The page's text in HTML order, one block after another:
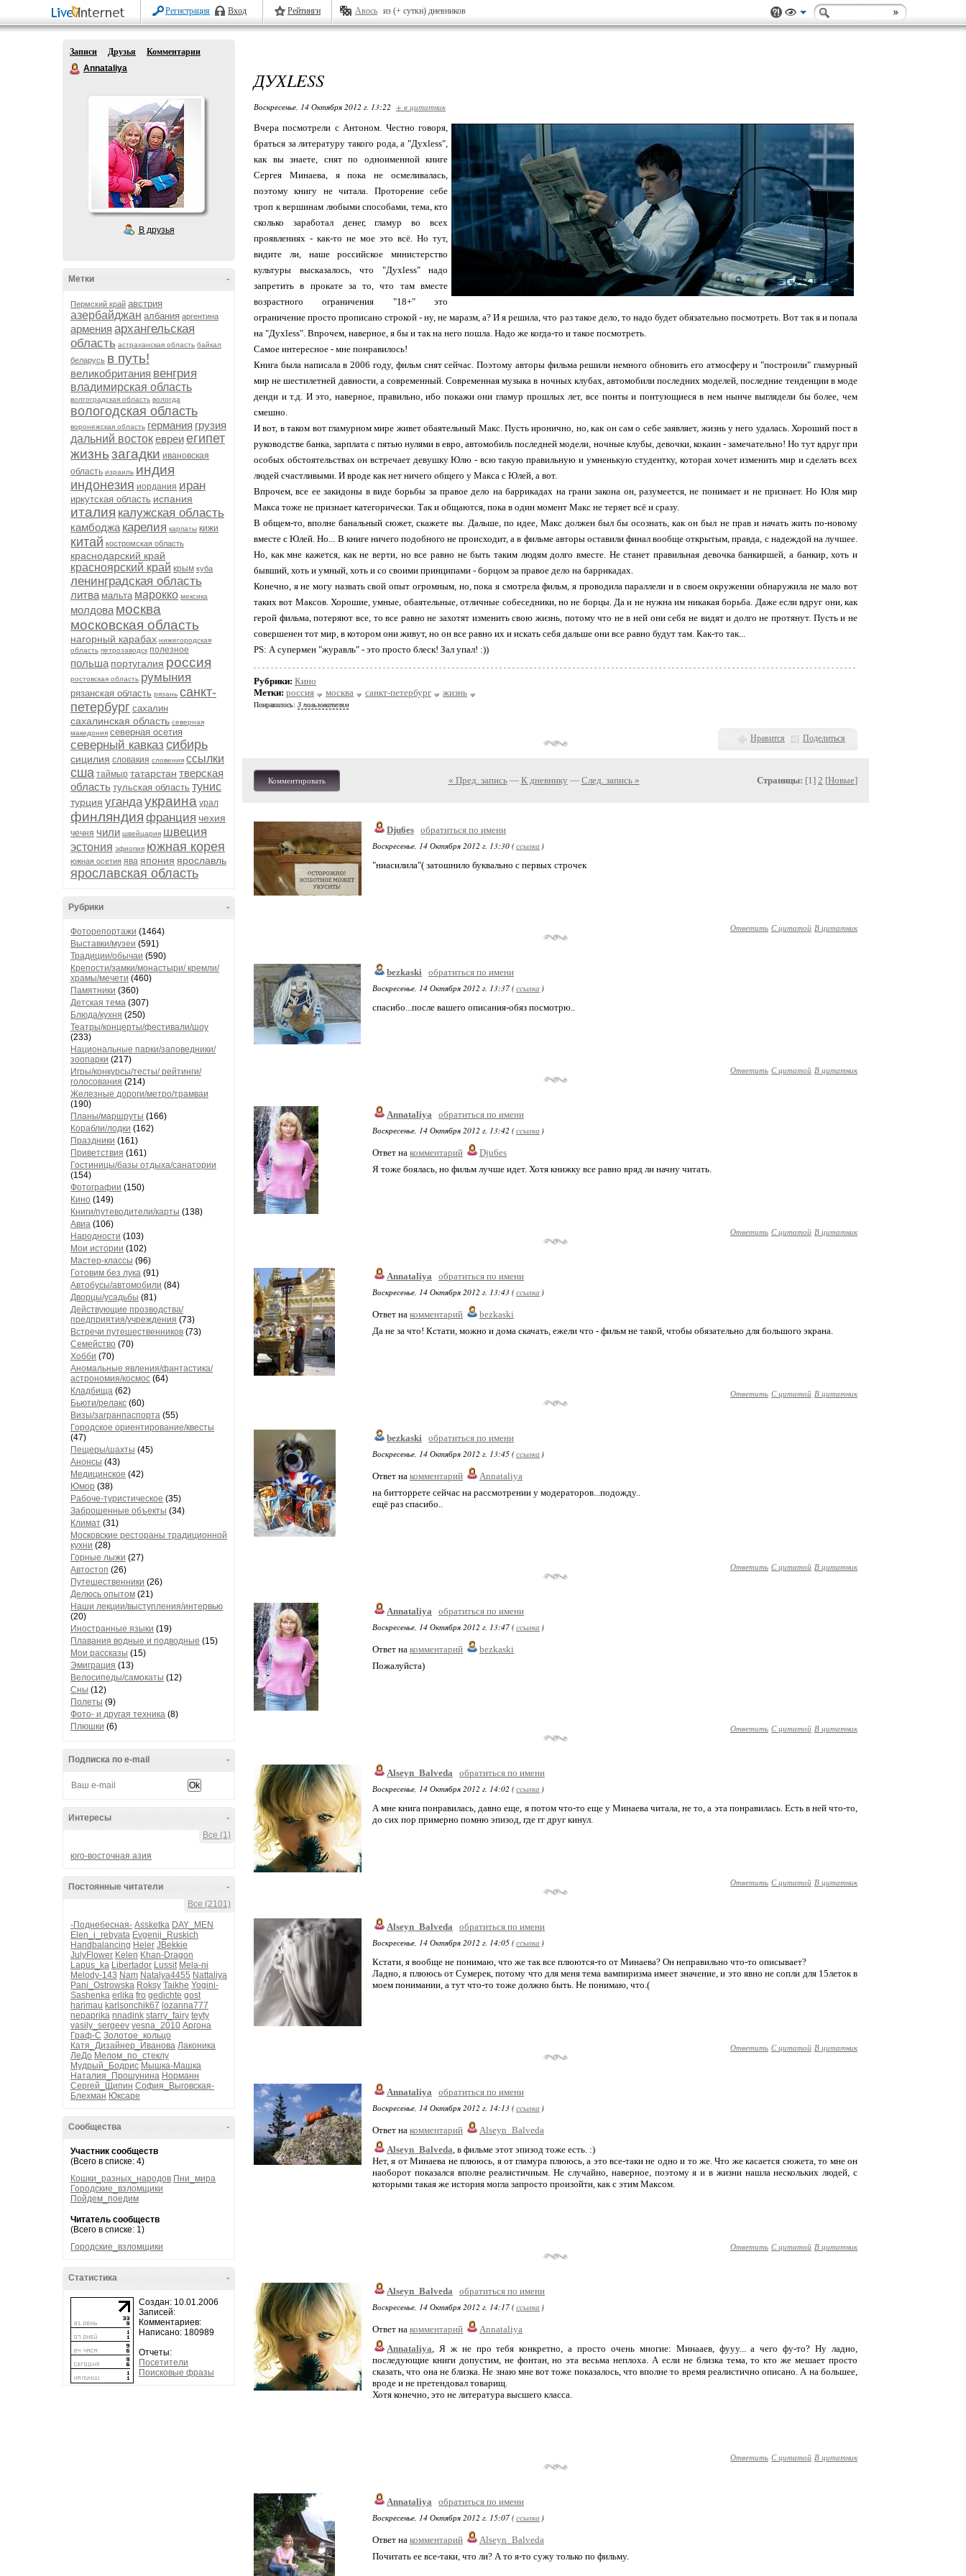
Регистрация Вход Рейтинги Авось из (+ сутки) дневников
Записи Друзья
Комментарии
Annataliya
В друзья
-
Метки
Пермский край австрия
азербайджан албания аргентина
армения архангельская
область астраханская область байкал
беларусь в путь!
великобритания венгрия
владимирская область
волгоградская область вологда
вологодская область
воронежская область германия грузия
дальний востокевреиегипет
жизньзагадки ивановская
область израиль индия
индонезия иордания иран
иркутская область испания
италия калужская область
камбоджа карелия карпаты кижи
китай костромская область
краснодарский край
красноярский край крым куба
ленинградская область
литва мальта марокко мексика
молдова москва
московская область
нагорный карабах нижегородская
область петрозаводск полезное
польша португалия россия
ростовская область румыния
рязанская область рязань санкт-
петербург сахалин
сахалинская область северная
македония северная осетия
северный кавказ сибирь
сицилия словакия словения ссылки
сша таймыр татарстан тверская
область тульская область тунис
турция угандаукраина урал
финляндия франция чехия
чечня чили швейцария швеция
эстония эфиопия южная корея
южная осетия ява япония ярославль
ярославская область
-
Рубрики
Фоторепортажи (1464)
Выставки/музеи (591)
Традиции/обычаи (590)
Крепости/замки/монастыри/ кремли/
храмы/мечети (460)
Памятники (360)
Детская тема (307)
Блюда/кухня (250)
Театры/концерты/фестивали/шоу
(233)
Национальные парки/заповедники/
зоопарки (217)
Игры/конкурсы/тесты/ рейтинги/
голосования (214)
Железные дороги/метро/трамваи
(190)
Планы/маршруты (166)
Корабли/лодки (162)
Праздники (161)
Приветствия (161)
Гостиницы/базы отдыха/санатории
(154)
Фотографии (150)
Кино (149)
Книги/путеводители/карты (138)
Авиа (106)
Народности (103)
Мои истории (102)
Мастер-классы (96)
Готовим без лука (91)
Автобусы/автомобили (84)
Дворцы/усадьбы (81)
Действующие прозводства/
предприятия/учреждения (73)
Встречи путешественников (73)
Семейство (70)
Хобби (70)
Аномальные явления/фантастика/
астрономия/космос (64)
Кладбища (62)
Бьюти/релакс (60)
Визы/загранпаспорта (55)
Городское ориентирование/квесты
(47)
Пещеры/шахты (45)
Анонсы (43)
Медицинское (42)
Юмор (38)
Рабоче-туристическое (35)
Заброшенные объекты (34)
Климат (31)
Московские рестораны традиционной
кухни (28)
Горные лыжи (27)
Автостоп (26)
Путешественники (26)
Делюсь опытом (21)
Наши лекции/выступления/интервью
(20)
Иностранные языки (19)
Плавания водные и подводные (15)
Мои рассказы (15)
Эмиграция (13)
Велосипеды/самокаты (12)
Сны (12)
Полеты (9)
Фото- и другая техника (8)
Плюшки (6)
-
Подписка по e-mail
-
Интересы
Все (1)
юго-восточная азия
-
Постоянные читатели
Все (2101)
-Поднебесная- Assketka DAY_MEN
Elen_i_rebyata Evgenij_Ruskich
Handbalancing Heler JBekkie
JulyFlower Kelen Khan-Dragon
Lapus_ka Libertador Lussit Mela-ni
Melody-143 Nam Natalya4455 Nattaliya
Pani_Ostrowska Roksy Taikhe Yogini-
Sashenka erlika fro gedichte gost
harimau karlsonchik67 lozanna777
nepaprika nnadink starry_fairy teyty
vasily_sergeev vesna_2010 Аргона
Граф-С Золотое_кольцо
Катя_Дизайнер_Иванова Лаконика
ЛеДо Мелом_по_стеклу
Мудрый_Бодрис Мышка-Машка
Наталия_Прошунина Норманн
Сергей_Щипин София_Выговская-
Блехман Юксаре
-
Сообщества
Участник сообществ
(Всего в списке: 4)
Кошки_разных_народов Пни_мира
Городские_взломщики
Пойдем_поедим
Читатель сообществ
(Всего в списке: 1)
Городские_взломщики
-
Статистика
Создан: 10.01.2006
Записей:
Комментариев:
Написано: 180989
Отчеты:
Посетители
Поисковые фразы
ДУХLESS
Воскресенье, 14 Октября 2012 г. 13:22 + в цитатник
Вчера посмотрели с Антоном. Честно говоря,
браться за литературу такого рода, а "Духless",
как вы знаете, снят по одноименной книге
Сергея Минаева, я пока не осмеливалась,
поэтому книгу не читала. Проторение себе
троп к вершинам любыми способами, тема, кто
сколько заработал денег, гламур во всех
проявлениях - как-то не мое это всё. Но тут,
видите ли, наше российское министерство
культуры высказалось, что "Духless" надо
запретить в прокате за то, что там вместе
возрастного ограничения "18+" это
ограничение просто прописано строкой - ну, не маразм, а? И я решила, что раз такое дело, то надо будет обязательно посмотреть. Вот так я и попала
на "Духless". Впрочем, наверное, я бы и так на него пошла. Надо же когда-то и такое посмотреть.
Самое интересное - мне понравилось!
Книга была написала в 2006 году, фильм снят сейчас. Поэтому авторы фильма решили немного обновить его атмосферу и "построили" гламурный
мир не шестилетней давности, а современный. Современная музыка в ночных клубах, автомобили последних моделей, последние тенденции в моде
денди и т.д. И это, наверное, правильно, ибо покажи они гламур прошлых лет, все понты и понтующиеся в нем нынче выглядели бы более, чем
смешно.
И вот, в таком вот гламурном мире живет обаятельный Макс. Пусть иронично, но, как он сам о себе заявляет, жизнь у него удалась. Хороший пост в
руководстве банка, зарплата с пятью нулями в евро, автомобиль последней модели, ночные клубы, девочки, кокаин - замечательно! Но тут вдруг при
особых обстоятельствах он встречает девушку Юлю - всю такую правильную и умненькую студентку, которая хочет изменить мир и сделать всех
людей счастливыми. И вроде как нет ничего общего у Макса с Юлей, а вот.
Впрочем, все ее закидоны в виде борьбы за правое дело на баррикадах на грани закона он, разумеется, не понимает и не признает. Но Юля мир
Макса тоже не признает категорически. Так и общаются, пока в один момент Макс не теряет всё и сразу.
В общем-то, вполне банальный сюжет, скажете вы. Дальше, по идее, Макс должен был бы осознать, как он был не прав и начать жить по-новому
вместе с Юлей. Но... В книге ничего подобного не происходит, а в фильме авторы оставили финал вообще открытым, правда, с надеждой на лучшее.
Но, как мне кажется, как не верти, но все равно не быть таким людям долго вместе. Не станет правильная девочка банкиршей, а банкир, хоть и
бывший, хоть и умный, хоть и со своими принципами - борцом за правое дело на баррикадах.
Конечно, я не могу назвать свой опыт огромным, но, пока я смотрела фильм, я проводила параллели и в своем окружении обнаружила не мало вот
таких вот Максов. Хорошие, умные, обаятельные, отличные собеседники, но не борцы. Да и не нужна им никакая борьба. Даже если вдруг они, как
герой фильма, потеряют все, то все равно не захотят изменить свою жизнь, потому что не в ней они себя не видят и долго не протянут. Пусть и не
совершенен тот мир, в котором они живут, но он все равно их и искать себя дальше они все равно будут там. Как-то так...
PS: А супермен "журавль" - это просто блеск! Зал упал! :))
Рубрики: Кино
Метки: россия москва санкт-петербург жизнь
Понравилось: 3 пользователям
Нравится Поделиться
Комментировать « Пред. запись— К дневнику — След. запись » Страницы: [1] 2 [Новые]
Dju6es обратиться по имени
Воскресенье, 14 Октября 2012 г. 13:30 (ссылка )
"ниасилила"( затошнило буквально с первых строчек
Ответить С цитатой В цитатник
bezkaski обратиться по имени
Воскресенье, 14 Октября 2012 г. 13:37 (ссылка )
спасибо...после вашего описания-обяз посмотрю..
Ответить С цитатой В цитатник
Annataliya
обратиться по имени
Воскресенье, 14 Октября 2012 г. 13:42 (ссылка )
Ответ на комментарий
Dju6es
Я тоже боялась, но фильм лучше идет. Хотя книжку все равно вряд ли начну читать.
Ответить С цитатой В цитатник
Annataliya
обратиться по имени
Воскресенье, 14 Октября 2012 г. 13:43 (ссылка )
Ответ на комментарий
bezkaski
Да не за что! Кстати, можно и дома скачать, ежели что - фильм не такой, чтобы обязательно для большого экрана.
Ответить С цитатой В цитатник
bezkaski обратиться по имени
Воскресенье, 14 Октября 2012 г. 13:45 (ссылка )
Ответ на комментарий
Annataliya
на битторрете сейчас на рассмотрении у модераторов...подожду..
ещё раз спасибо..
Ответить С цитатой В цитатник
Annataliya
обратиться по имени
Воскресенье, 14 Октября 2012 г. 13:47 (ссылка )
Ответ на комментарий
bezkaski
Пожалуйста)
Ответить С цитатой В цитатник
Alseyn_Balveda
обратиться по имени
Воскресенье, 14 Октября 2012 г. 14:02 (ссылка )
А мне книга понравилась, давно еще, я потом что-то еще у Минаева читала, не то, а эта понравилась. Есть в ней что-то,
до сих пор примерно помню эпизод, где гг друг кинул.
Ответить С цитатой В цитатник
Alseyn_Balveda
обратиться по имени
Воскресенье, 14 Октября 2012 г. 14:05 (ссылка )
Кстати, я вообще не понимаю, что же так все плюются-то от Минаева? Он неправильно что-то описывает?
Ладно, я плююсь от Сумерек, потому что для меня тема вампиризма имеет значение, и это явно не сопли для 15леток в
моем понимании, а тут что-то тоже должно быть. Не понимаю, что.(
Ответить С цитатой В цитатник
Annataliya
обратиться по имени
Воскресенье, 14 Октября 2012 г. 14:13 (ссылка )
Ответ на комментарий
Alseyn_Balveda
Alseyn_Balveda, в фильме этот эпизод тоже есть. :)
Нет, я от Минаева не плююсь, я от гламура плююсь, а это все-таки не одно и то же. Что же касается сюжета, то мне он
наоборот показался вполне реалистичным. Не случайно, наверное, поэтому я и в жизни нашла нескольких людей, с
которыми такая же история могла запросто произойти, как с этим Максом.
Ответить С цитатой В цитатник
Alseyn_Balveda
обратиться по имени
Воскресенье, 14 Октября 2012 г. 14:17 (ссылка )
Ответ на комментарий
Annataliya
Annataliya, Я ж не про тебя конкретно, а просто очень многие: Минааев, фууу... а чего фу-то? Ну ладно,
последующие книги допустим, не фонтан, но эта весьма неплоха. А если не близка тема, то кто же мешает просто
сказать, что она не близка. Не знаю мне вот тоже показалось, что вполне то время реалистично описано. А на большее,
вроде и не претендовал товарищ.
Хотя конечно, это не литература высшего класса.
Ответить С цитатой В цитатник
Annataliya
обратиться по имени
Воскресенье, 14 Октября 2012 г. 15:07 (ссылка )
Ответ на комментарий
Alseyn_Balveda
Почитать ее все-таки, что ли? А то я-то сужу только по фильму.